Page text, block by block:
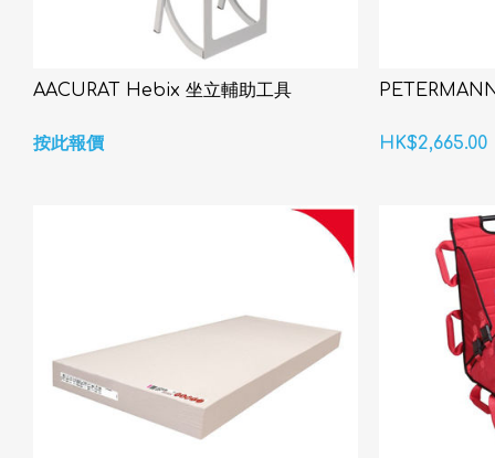
AACURAT Hebix 坐立輔助工具
按此報價 HK$2,665.00